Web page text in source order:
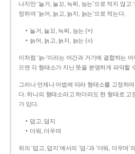
나지만 ‘늘거, 늘꼬, 늑찌, 능는’으로 적지 않고
정하여 ‘늙어, 늙고, 늙지, 늙는’으로 적는다.
늘거, 늘꼬, 늑찌, 능는 (×)
늙어, 늙고, 늙지, 늙는 (○)
이처럼 ‘늙-­’이라는 어간과 거기에 결합하는
으면 각 형태소가 지닌 뜻을 분명하게 파악할
그러나 언제나 어법에 따라 형태소를 고정하
다. 하나의 형태소라고 하더라도 한 형태로 고
가 있다.
덥고, 덥지
더워, 더우며
위의 ‘덥고, 덥지’에서의 ‘덥-­’과 ‘더워, 더우며’